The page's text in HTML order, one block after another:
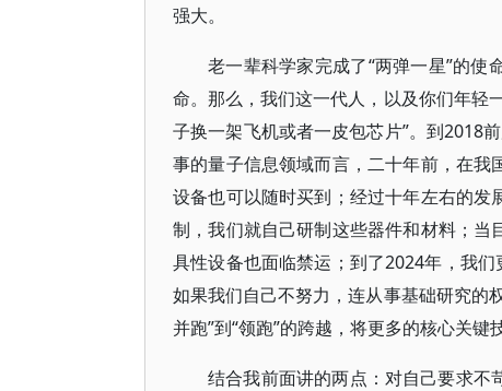
强大。
老一辈科学家完成了“两弹一星”的
命。那么，我们这一代人，以及你们年轻
子换一架飞机或者一皮包芯片”。到2018
事的量子信息领域而言，二十年前，在
设备也可以随时买到；经过十年左右的
制，我们就自己研制这些器件和材料；
具性设备也面临禁运；到了2024年，我们
如果我们自己不努力，连从事基础研究的
并跑”到“领跑”的跨越，将更多的核心关键
结合我前面讲的两点：对自己要求不